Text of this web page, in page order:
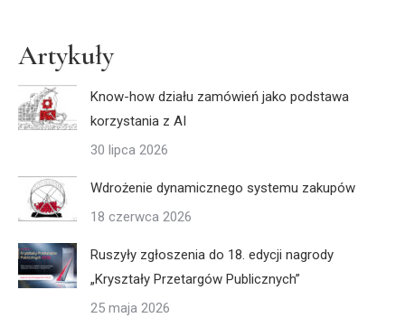
Artykuły
Know-how działu zamówień jako podstawa
korzystania z AI
30 lipca 2026
Wdrożenie dynamicznego systemu zakupów
18 czerwca 2026
Ruszyły zgłoszenia do 18. edycji nagrody
„Kryształy Przetargów Publicznych”
25 maja 2026